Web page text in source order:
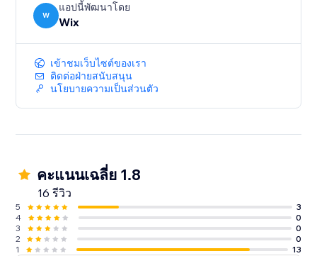
W
แอปนี้พัฒนาโดย
Wix
เข้าชมเว็บไซต์ของเรา
ติดต่อฝ่ายสนับสนุน
นโยบายความเป็นส่วนตัว
คะแนนเฉลี่ย 1.8
16 รีวิว
5
3
4
0
3
0
2
0
1
13